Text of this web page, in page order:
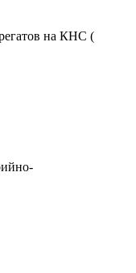
на КНС (